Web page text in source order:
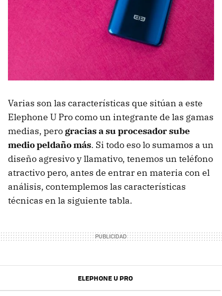
Varias son las características que sitúan a este
Elephone U Pro como un integrante de las gamas
medias, pero gracias a su procesador sube
medio peldaño más. Si todo eso lo sumamos a un
diseño agresivo y llamativo, tenemos un teléfono
atractivo pero, antes de entrar en materia con el
análisis, contemplemos las características
técnicas en la siguiente tabla.
ELEPHONE U PRO